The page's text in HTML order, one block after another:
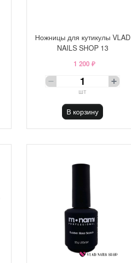
Ножницы для кутикулы VLAD
NAILS SHOP 13
1 200 ₽
шт
В корзину